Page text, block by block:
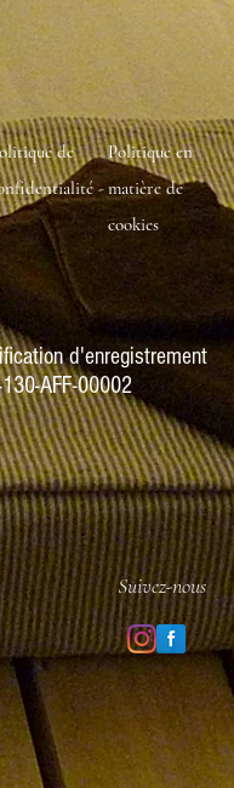
de
-
Politique en
matière de
cookies
d'enregistrement
AFF-00002
Suivez-nous